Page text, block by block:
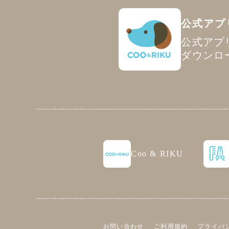
公式アプ
公式アプ
ダウンロ
Coo & RIKU
お問い合わせ ご利用規約 プライバ